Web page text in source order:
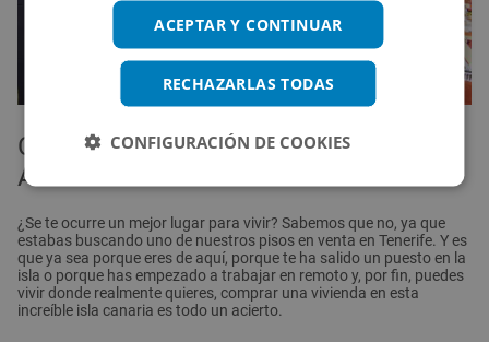
Casas en venta en Tenerife de
Altamira Inmuebles
¿Se te ocurre un mejor lugar para vivir? Sabemos que no, ya que
estabas buscando uno de nuestros pisos en venta en Tenerife. Y es
que ya sea porque eres de aquí, porque te ha salido un puesto en la
isla o porque has empezado a trabajar en remoto y, por fin, puedes
vivir donde realmente quieres, comprar una vivienda en esta
increíble isla canaria es todo un acierto.
ACEPTAR Y CONTINUAR
RECHAZARLAS TODAS
CONFIGURACIÓN DE COOKIES